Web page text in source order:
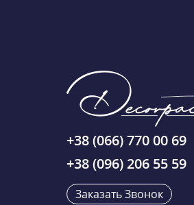
+38 (066) 770 00 69
+38 (096) 206 55 59
Заказать Звонок